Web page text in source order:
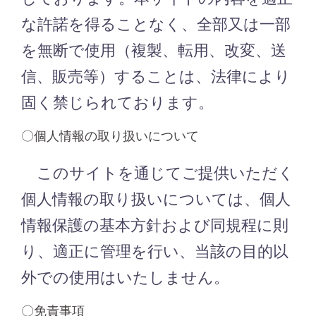
な許諾を得ることなく、全部又は一部
を無断で使用（複製、転用、改変、送
信、販売等）することは、法律により
固く禁じられております。
〇個人情報の取り扱いについて
このサイトを通じてご提供いただく
個人情報の取り扱いについては、個人
情報保護の基本方針および同規程に則
り、適正に管理を行い、当該の目的以
外での使用はいたしません。
〇免責事項